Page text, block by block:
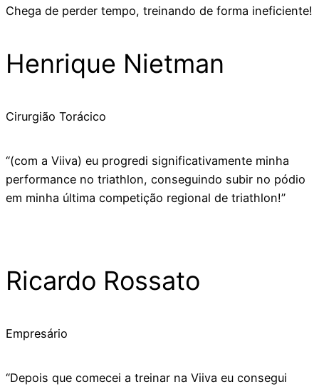
Chega de perder tempo, treinando de forma ineficiente!
Henrique Nietman
Cirurgião Torácico
“(com a Viiva) eu progredi significativamente minha
performance no triathlon, conseguindo subir no pódio
em minha última competição regional de triathlon!”
Ricardo Rossato
Empresário
“Depois que comecei a treinar na Viiva eu consegui